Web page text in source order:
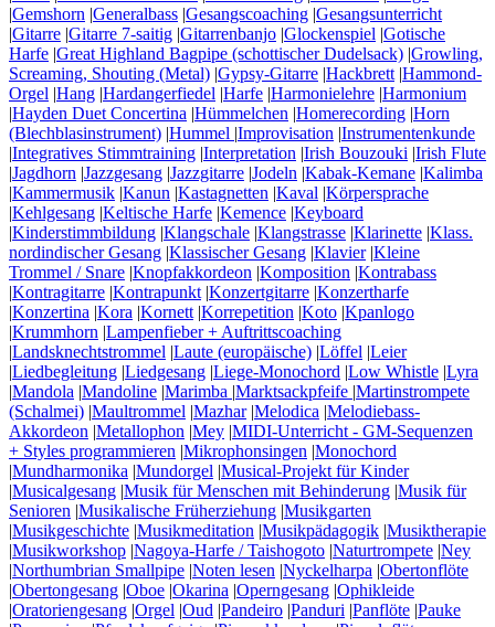
|Gemshorn |Generalbass |Gesangscoaching |Gesangsunterricht
|Gitarre |Gitarre 7-saitig |Gitarrenbanjo |Glockenspiel |Gotische
Harfe |Great Highland Bagpipe (schottischer Dudelsack) |Growling,
Screaming, Shouting (Metal) |Gypsy-Gitarre |Hackbrett|Hammond-
Orgel |Hang |Hardangerfiedel |Harfe |Harmonielehre |Harmonium
|Hayden Duet Concertina |Hümmelchen |Homerecording |Horn
(Blechblasinstrument) |Hummel |Improvisation |Instrumentenkunde
|Integratives Stimmtraining |Interpretation |Irish Bouzouki |Irish Flute
|Jagdhorn |Jazzgesang |Jazzgitarre |Jodeln |Kabak-Kemane |Kalimba
|Kammermusik |Kanun |Kastagnetten |Kaval |Körpersprache
|Kehlgesang |Keltische Harfe |Kemence |Keyboard
|Kinderstimmbildung |Klangschale |Klangstrasse |Klarinette |Klass.
nordindischer Gesang |Klassischer Gesang |Klavier|Kleine
Trommel / Snare |Knopfakkordeon |Komposition |Kontrabass
|Kontragitarre |Kontrapunkt|Konzertgitarre |Konzertharfe
|Konzertina |Kora |Kornett|Korrepetition |Koto |Kpanlogo
|Krummhorn |Lampenfieber + Auftrittscoaching
|Landsknechtstrommel |Laute (europäische) |Löffel |Leier
|Liedbegleitung |Liedgesang |Liege-Monochord |Low Whistle |Lyra
|Mandola |Mandoline |Marimba |Marktsackpfeife |Martinstrompete
(Schalmei) |Maultrommel |Mazhar|Melodica |Melodiebass-
Akkordeon |Metallophon |Mey |MIDI-Unterricht - GM-Sequenzen
+ Styles programmieren |Mikrophonsingen |Monochord
|Mundharmonika |Mundorgel |Musical-Projekt für Kinder
|Musicalgesang |Musik für Menschen mit Behinderung |Musik für
Senioren |Musikalische Früherziehung |Musikgarten
|Musikgeschichte |Musikmeditation |Musikpädagogik |Musiktherapie
|Musikworkshop |Nagoya-Harfe / Taishogoto |Naturtrompete |Ney
|Northumbrian Smallpipe |Noten lesen |Nyckelharpa |Obertonflöte
|Obertongesang |Oboe |Okarina |Operngesang |Ophikleide
|Oratoriengesang |Orgel |Oud |Pandeiro |Panduri |Panflöte |Pauke